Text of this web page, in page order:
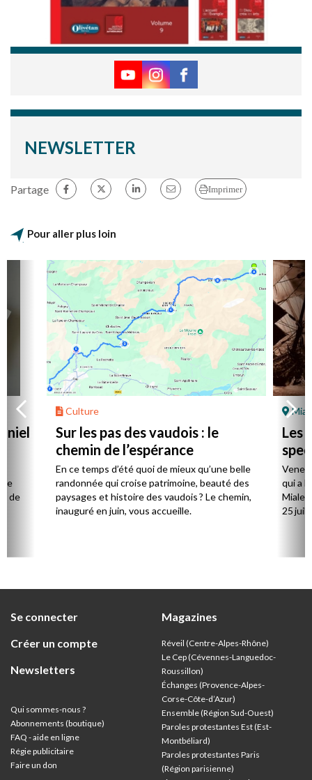
NEWSLETTER
Partage Imprimer
Pour aller plus loin
de
Culture
Sur les pas des vaudois : le
chemin de l’espérance
En ce temps d’été quoi de mieux qu’une belle
randonnée qui croise patrimoine, beauté des
paysages et histoire des vaudois ? Le chemin,
inauguré en juin, vous accueille.
Les
qui a
25
Se connecter
Créer un compte
Newsletters
Qui sommes-nous ?
Abonnements (boutique)
FAQ - aide en ligne
Régie publicitaire
Faire un don
Magazines
Réveil (Centre-Alpes-Rhône)
Le Cep (Cévennes-Languedoc-
Roussillon)
Échanges (Provence-Alpes-
Corse-Côte-d’Azur)
Ensemble (Région Sud-Ouest)
Paroles protestantes Est (Est-
Montbéliard)
Paroles protestantes Paris
(Région parisienne)